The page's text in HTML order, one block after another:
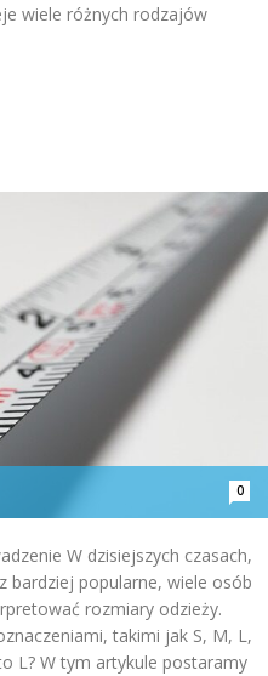
wiele różnych rodzajów
0
W dzisiejszych czasach,
bardziej popularne, wiele osób
rozmiary odzieży.
takimi jak S, M, L,
L? W tym artykule postaramy